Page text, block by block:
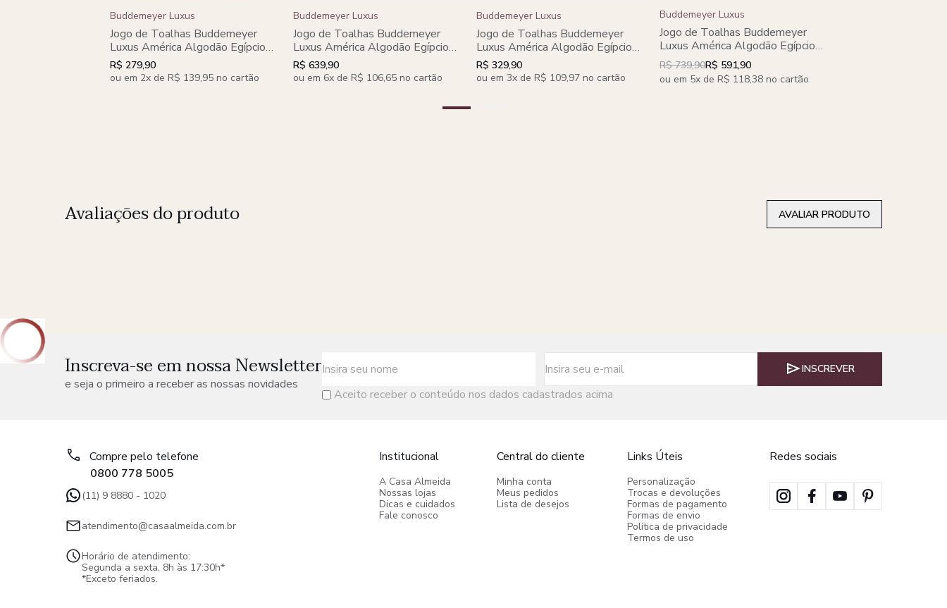
Buddemeyer Luxus
Jogo de Toalhas Buddemeyer
Luxus América Algodão Egípcio
Banho 2 Peças
R$ 279,90
ou em 2x de R$ 139,95 no cartão
Buddemeyer Luxus
Jogo de Toalhas Buddemeyer
Luxus América Algodão Egípcio
Banho 5 Peças
R$ 639,90
ou em 6x de R$ 106,65 no cartão
Buddemeyer Luxus
Jogo de Toalhas Buddemeyer
Luxus América Algodão Egípcio
Gigante 2 Peças
R$ 329,90
ou em 3x de R$ 109,97 no cartão
Buddemeyer Luxus
Jogo de Toalhas Buddemeyer
Luxus América Algodão Egípcio
Gigante 5 Peças
R$ 739,90R$ 591,90
ou em 5x de R$ 118,38 no cartão
Avaliações do produto AVALIAR PRODUTO
Inscreva-se em nossa Newsletter
e seja o primeiro a receber as nossas novidades
Aceito receber o conteúdo nos dados cadastrados acima
INSCREVER
Compre pelo telefone
0800 778 5005
(11) 9 8880 - 1020
atendimento@casaalmeida.com.br
Horário de atendimento:
Segunda a sexta, 8h às 17:30h*
*Exceto feriados.
Institucional
A Casa Almeida
Nossas lojas
Dicas e cuidados
Fale conosco
Central do cliente
Minha conta
Meus pedidos
Lista de desejos
Links Úteis
Personalização
Trocas e devoluções
Formas de pagamento
Formas de envio
Política de privacidade
Termos de uso
Redes sociais